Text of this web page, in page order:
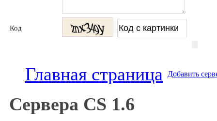
Код
Главная страница Добавить
Сервера CS 1.6